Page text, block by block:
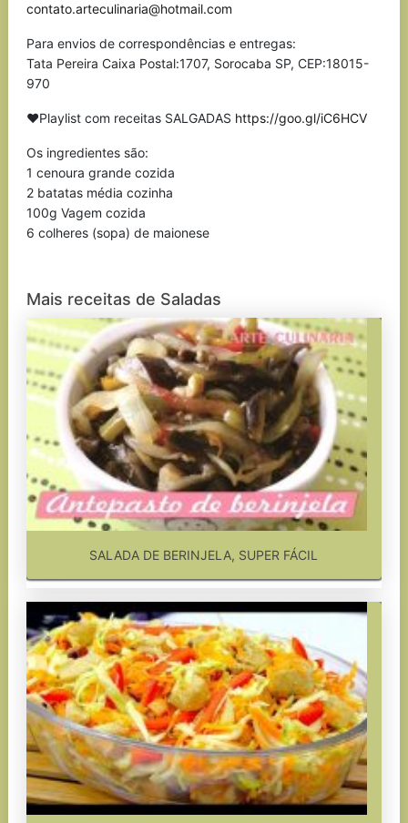
contato.arteculinaria@hotmail.com
Para envios de correspondências e entregas:
Tata Pereira Caixa Postal:1707, Sorocaba SP, CEP:18015-
970
❤Playlist com receitas SALGADAS https://goo.gl/iC6HCV
Os ingredientes são:
1 cenoura grande cozida
2 batatas média cozinha
100g Vagem cozida
6 colheres (sopa) de maionese
Mais receitas de Saladas
SALADA DE BERINJELA, SUPER FÁCIL